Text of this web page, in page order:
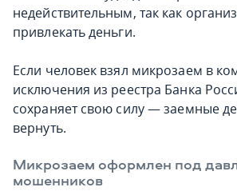
недействительным, так как
привлекать деньги.
Если человек взял микрозаем в
исключения из реестра Банка
сохраняет свою силу — заемные
вернуть.
Микрозаем оформлен под
мошенников